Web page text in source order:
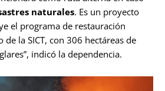
naturales. Es un proyecto
el programa de restauración
la SICT, con 306 hectáreas de
indicó la dependencia.